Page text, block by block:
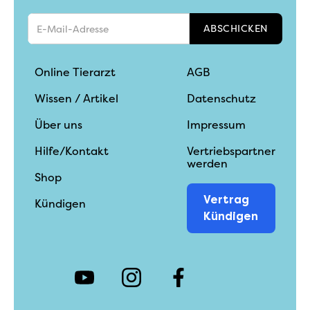
Online Tierarzt
Wissen / Artikel
Über uns
Hilfe/Kontakt
Shop
Kündigen
AGB
Datenschutz
Impressum
Vertriebspartner
werden
Vertrag
Kündigen